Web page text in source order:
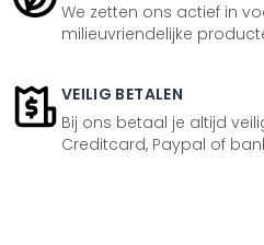
We zetten ons actief in
milieuvriendelijke
VEILIG BETALEN
Bij ons betaal je altijd
Creditcard, Paypal of